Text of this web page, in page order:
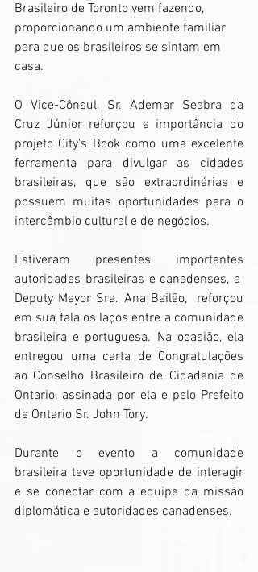
Brasileiro de Toronto vem fazendo,
proporcionando um ambiente familiar
para que os brasileiros se sintam em
casa.
O Vice-Cônsul, Sr. Ademar Seabra da
Cruz Júnior reforçou a importância do
projeto City's Book como uma excelente
ferramenta para divulgar as cidades
brasileiras, que são extraordinárias e
possuem muitas oportunidades para o
intercâmbio cultural e de negócios.
Estiveram presentes importantes
autoridades brasileiras e canadenses, a
Deputy Mayor Sra. Ana Bailão,  reforçou
em sua fala os laços entre a comunidade
brasileira e portuguesa. Na ocasião, ela
entregou uma carta de Congratulações
ao Conselho Brasileiro de Cidadania de
Ontario, assinada por ela e pelo Prefeito
de Ontario Sr. John Tory.
Durante o evento a comunidade
brasileira teve oportunidade de interagir
e se conectar com a equipe da missão
diplomática e autoridades canadenses.